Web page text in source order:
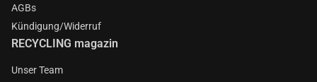
AGBs
Kündigung/Widerruf
RECYCLING magazin
Unser Team